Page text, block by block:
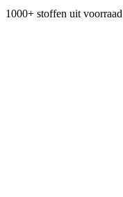
1000+ stoffen uit